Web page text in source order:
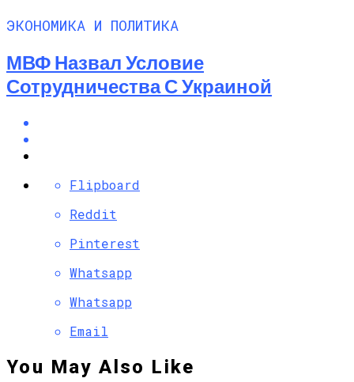
ЭКОНОМИКА И ПОЛИТИКА
МВФ Назвал Условие
Сотрудничества С Украиной
Flipboard
Reddit
Pinterest
Whatsapp
Whatsapp
Email
You May Also Like